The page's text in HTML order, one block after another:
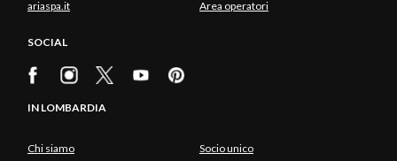
ariaspa.it Area operatori
SOCIAL
IN LOMBARDIA
Chi siamo Socio unico